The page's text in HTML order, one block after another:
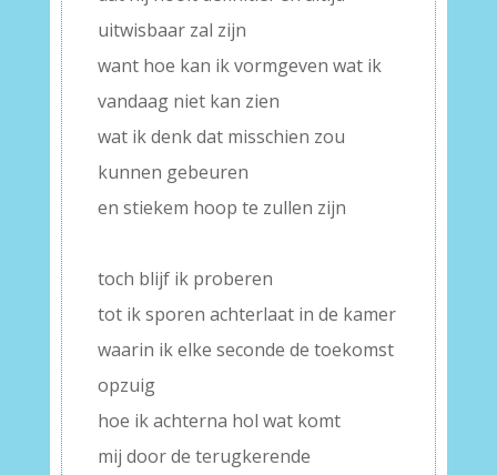
uitwisbaar zal zijn
want hoe kan ik vormgeven wat ik
vandaag niet kan zien
wat ik denk dat misschien zou
kunnen gebeuren
en stiekem hoop te zullen zijn
toch blijf ik proberen
tot ik sporen achterlaat in de kamer
waarin ik elke seconde de toekomst
opzuig
hoe ik achterna hol wat komt
mij door de terugkerende